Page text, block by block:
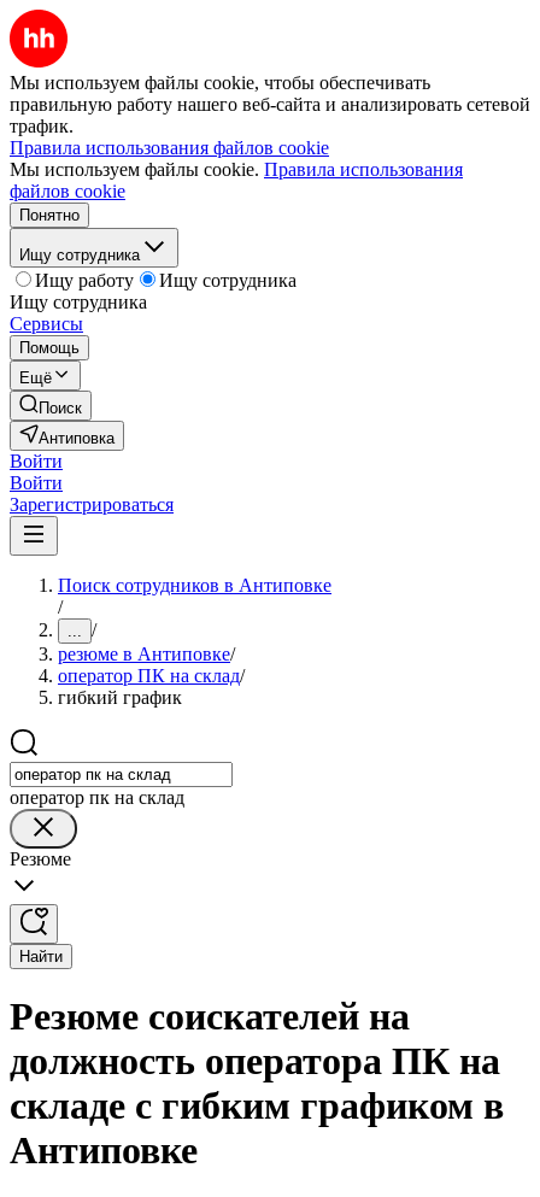
Мы используем файлы cookie, чтобы обеспечивать
правильную работу нашего веб-сайта и анализировать сетевой
трафик.
Правила использования файлов cookie
Мы используем файлы cookie. Правила использования
файлов cookie
Понятно
Ищу сотрудника
Ищу работу
Ищу сотрудника
Ищу сотрудника
Сервисы
Помощь
Ещё
Поиск
Антиповка
Войти
Войти
Зарегистрироваться
Поиск сотрудников в Антиповке
/
... /
резюме в Антиповке/
оператор ПК на склад/
гибкий график
оператор пк на склад
Резюме
Найти
Резюме соискателей на
должность оператора ПК на
складе с гибким графиком в
Антиповке